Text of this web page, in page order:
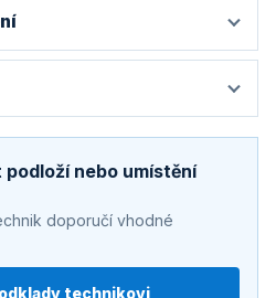
nebo umístění
doporučí vhodné
technikovi